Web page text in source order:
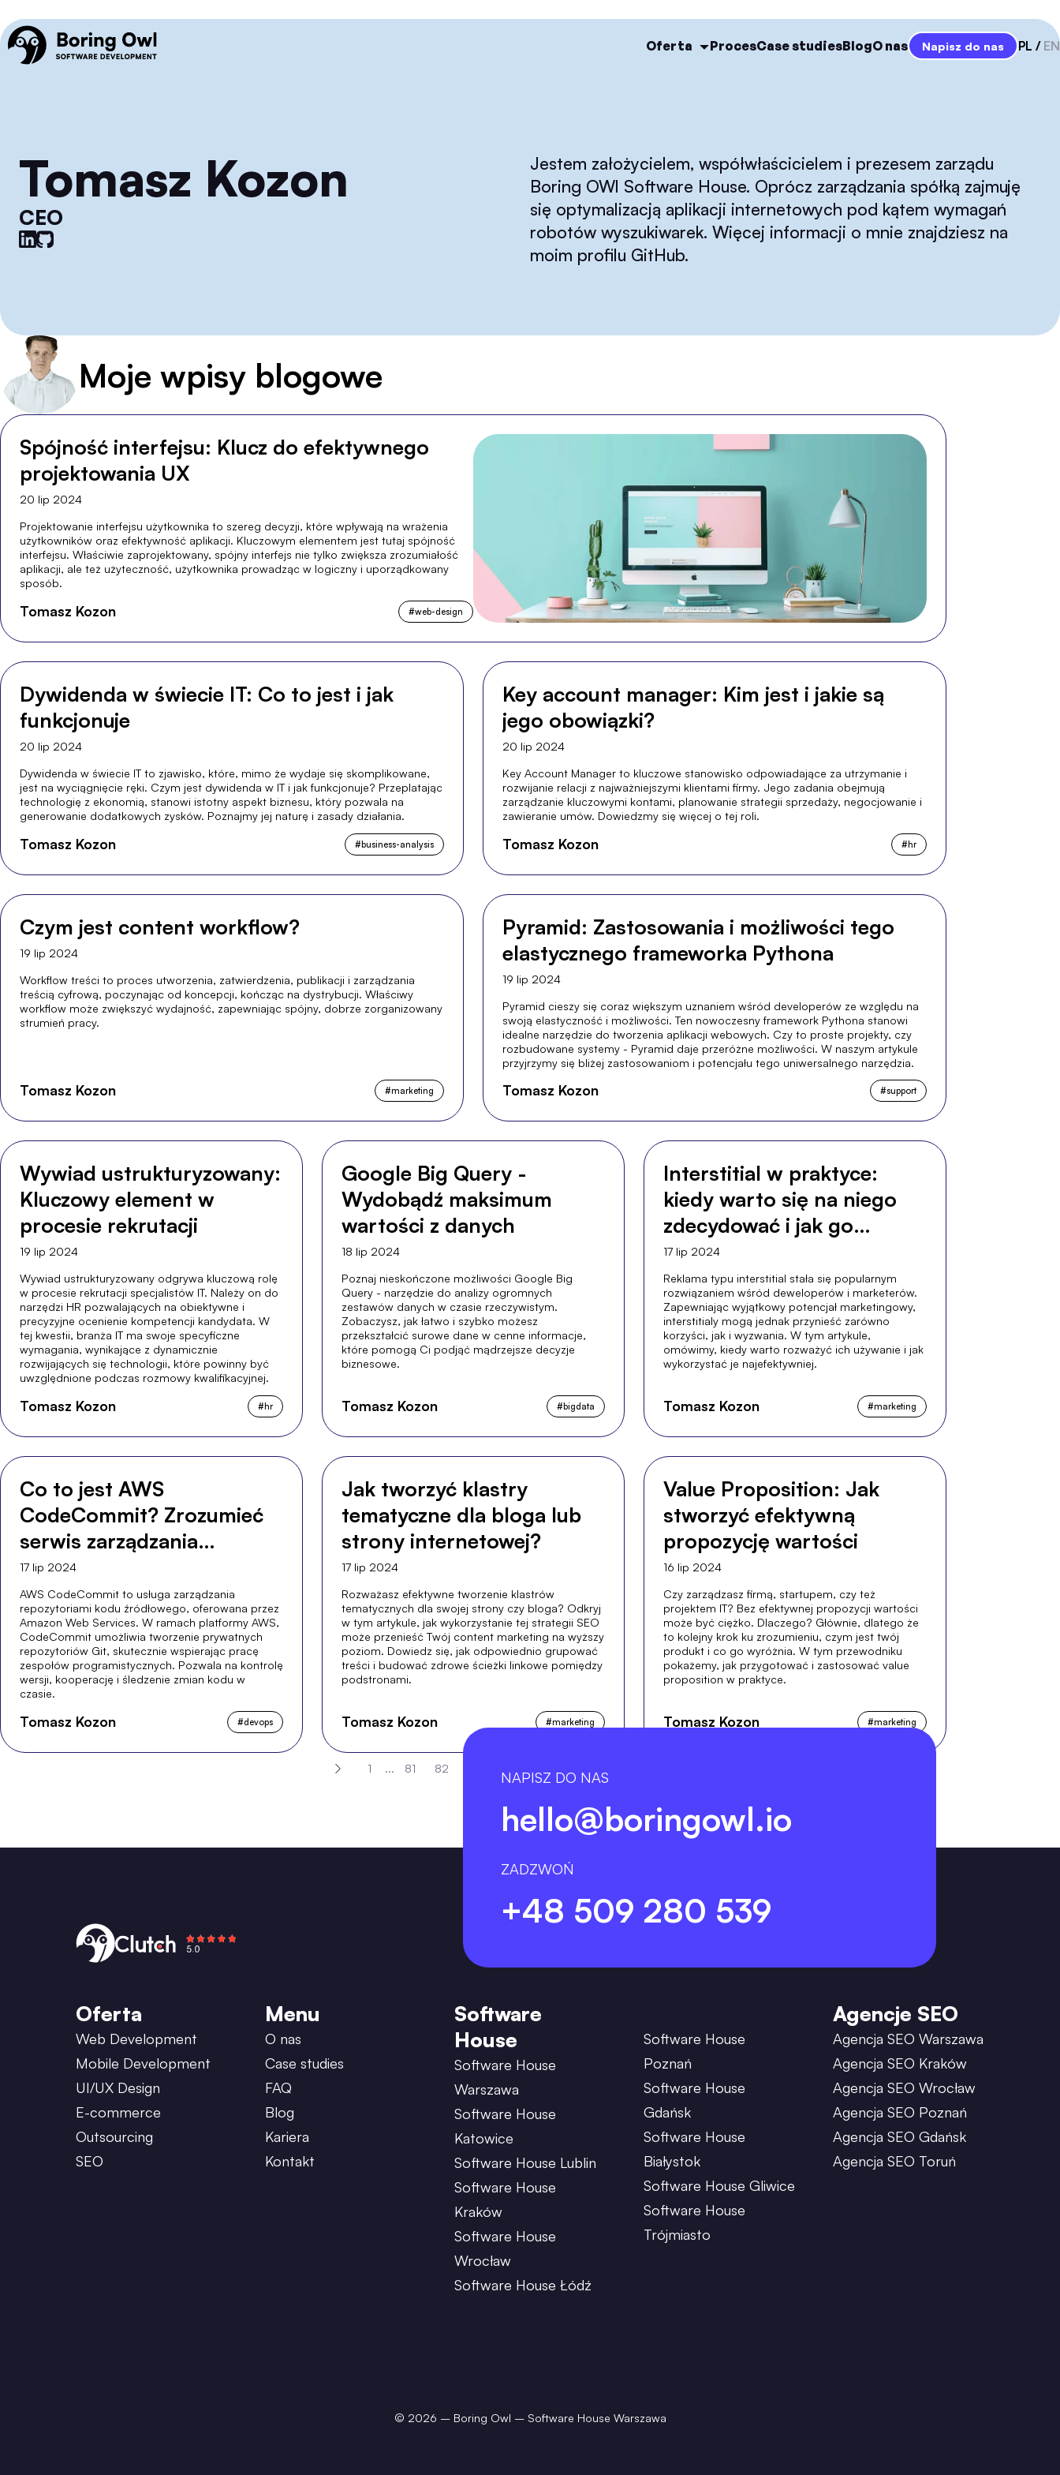
Oferta ProcesCase studiesBlogO nas Napisz do nas PL EN
Tomasz Kozon
CEO
Jestem założycielem, współwłaścicielem i prezesem zarządu
Boring OWl Software House. Oprócz zarządzania spółką zajmuję
się optymalizacją aplikacji internetowych pod kątem wymagań
robotów wyszukiwarek. Więcej informacji o mnie znajdziesz na
moim profilu GitHub.
Moje wpisy blogowe
Spójność interfejsu: Klucz do efektywnego
projektowania UX
20 lip 2024
Projektowanie interfejsu użytkownika to szereg decyzji, które wpływają na wrażenia
użytkowników oraz efektywność aplikacji. Kluczowym elementem jest tutaj spójność
interfejsu. Właściwie zaprojektowany, spójny interfejs nie tylko zwiększa zrozumiałość
aplikacji, ale też użyteczność, użytkownika prowadząc w logiczny i uporządkowany
sposób.
Tomasz Kozon #web-design
Dywidenda w świecie IT: Co to jest i jak
funkcjonuje
20 lip 2024
Dywidenda w świecie IT to zjawisko, które, mimo że wydaje się skomplikowane,
jest na wyciągnięcie ręki. Czym jest dywidenda w IT i jak funkcjonuje? Przeplatając
technologię z ekonomią, stanowi istotny aspekt biznesu, który pozwala na
generowanie dodatkowych zysków. Poznajmy jej naturę i zasady działania.
Tomasz Kozon #business-analysis
Key account manager: Kim jest i jakie są
jego obowiązki?
20 lip 2024
Key Account Manager to kluczowe stanowisko odpowiadające za utrzymanie i
rozwijanie relacji z najważniejszymi klientami firmy. Jego zadania obejmują
zarządzanie kluczowymi kontami, planowanie strategii sprzedaży, negocjowanie i
zawieranie umów. Dowiedzmy się więcej o tej roli.
Tomasz Kozon #hr
Czym jest content workflow?
19 lip 2024
Workflow treści to proces utworzenia, zatwierdzenia, publikacji i zarządzania
treścią cyfrową, poczynając od koncepcji, kończąc na dystrybucji. Właściwy
workflow może zwiększyć wydajność, zapewniając spójny, dobrze zorganizowany
strumień pracy.
Tomasz Kozon #marketing
Pyramid: Zastosowania i możliwości tego
elastycznego frameworka Pythona
19 lip 2024
Pyramid cieszy się coraz większym uznaniem wśród developerów ze względu na
swoją elastyczność i możliwości. Ten nowoczesny framework Pythona stanowi
idealne narzędzie do tworzenia aplikacji webowych. Czy to proste projekty, czy
rozbudowane systemy - Pyramid daje przeróżne możliwości. W naszym artykule
przyjrzymy się bliżej zastosowaniom i potencjału tego uniwersalnego narzędzia.
Tomasz Kozon #support
Wywiad ustrukturyzowany:
Kluczowy element w
procesie rekrutacji
19 lip 2024
Wywiad ustrukturyzowany odgrywa kluczową rolę
w procesie rekrutacji specjalistów IT. Należy on do
narzędzi HR pozwalających na obiektywne i
precyzyjne ocenienie kompetencji kandydata. W
tej kwestii, branża IT ma swoje specyficzne
wymagania, wynikające z dynamicznie
rozwijających się technologii, które powinny być
uwzględnione podczas rozmowy kwalifikacyjnej.
Tomasz Kozon #hr
Google Big Query -
Wydobądź maksimum
wartości z danych
18 lip 2024
Poznaj nieskończone możliwości Google Big
Query - narzędzie do analizy ogromnych
zestawów danych w czasie rzeczywistym.
Zobaczysz, jak łatwo i szybko możesz
przekształcić surowe dane w cenne informacje,
które pomogą Ci podjąć mądrzejsze decyzje
biznesowe.
Tomasz Kozon #bigdata
Interstitial w praktyce:
kiedy warto się na niego
zdecydować i jak go
efektywnie wykorzystać
17 lip 2024
Reklama typu interstitial stała się popularnym
rozwiązaniem wśród deweloperów i marketerów.
Zapewniając wyjątkowy potencjał marketingowy,
interstitialy mogą jednak przynieść zarówno
korzyści, jak i wyzwania. W tym artykule,
omówimy, kiedy warto rozważyć ich używanie i jak
wykorzystać je najefektywniej.
Tomasz Kozon #marketing
Co to jest AWS
CodeCommit? Zrozumieć
serwis zarządzania
źródłami Amazon.
17 lip 2024
AWS CodeCommit to usługa zarządzania
repozytoriami kodu źródłowego, oferowana przez
Amazon Web Services. W ramach platformy AWS,
CodeCommit umożliwia tworzenie prywatnych
repozytoriów Git, skutecznie wspierając pracę
zespołów programistycznych. Pozwala na kontrolę
wersji, kooperację i śledzenie zmian kodu w
czasie.
Tomasz Kozon #devops
Jak tworzyć klastry
tematyczne dla bloga lub
strony internetowej?
17 lip 2024
Rozważasz efektywne tworzenie klastrów
tematycznych dla swojej strony czy bloga? Odkryj
w tym artykule, jak wykorzystanie tej strategii SEO
może przenieść Twój content marketing na wyższy
poziom. Dowiedz się, jak odpowiednio grupować
treści i budować zdrowe ścieżki linkowe pomiędzy
podstronami.
Tomasz Kozon #marketing
Value Proposition: Jak
stworzyć efektywną
propozycję wartości
16 lip 2024
Czy zarządzasz firmą, startupem, czy też
projektem IT? Bez efektywnej propozycji wartości
może być ciężko. Dlaczego? Głównie, dlatego że
to kolejny krok ku zrozumieniu, czym jest twój
produkt i co go wyróżnia. W tym przewodniku
pokażemy, jak przygotować i zastosować value
proposition w praktyce.
Tomasz Kozon #marketing
1 ... 81 82
NAPISZ DO NAS
hello@boringowl.io
ZADZWOŃ
+48 509 280 539
Oferta
Web Development
Mobile Development
UI/UX Design
E-commerce
Outsourcing
SEO
Menu
O nas
Case studies
FAQ
Blog
Kariera
Kontakt
Software
House
Software House
Warszawa
Software House
Katowice
Software House Lublin
Software House
Kraków
Software House
Wrocław
Software House Łódź
Software House
Poznań
Software House
Gdańsk
Software House
Białystok
Software House Gliwice
Software House
Trójmiasto
Agencje SEO
Agencja SEO Warszawa
Agencja SEO Kraków
Agencja SEO Wrocław
Agencja SEO Poznań
Agencja SEO Gdańsk
Agencja SEO Toruń
© 2026 – Boring Owl – Software House Warszawa